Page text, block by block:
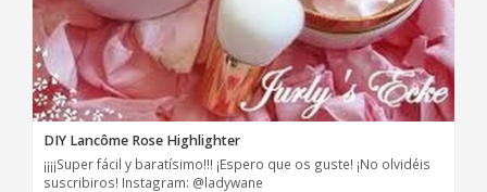
DIY Lancôme Rose Highlighter
¡¡¡¡Super fácil y baratísimo!!! ¡Espero que os guste! ¡No olvidéis
suscribiros! Instagram: @ladywane